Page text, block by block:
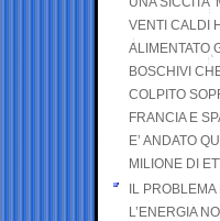
VENTI CALDI
ALIMENTATO
BOSCHIVI
COLPITO
FRANCIA E
E’ ANDATO
MILIONE DI
IL PROBLEMA
L’ENERGIA